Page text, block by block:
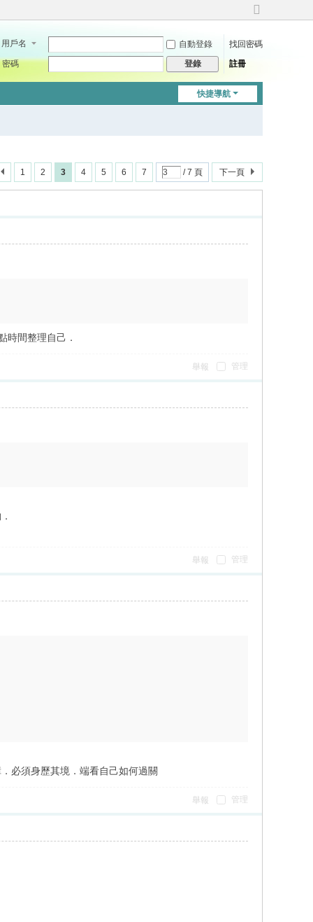
切
到
用戶名 自動登錄
找回密碼
密碼
登錄 註冊
快捷導航
1 2 3 4 5 6 7 / 7 頁 下一頁
間整理自己．
管理
舉報
管理
舉報
必須身歷其境．端看自己如何過關
管理
舉報